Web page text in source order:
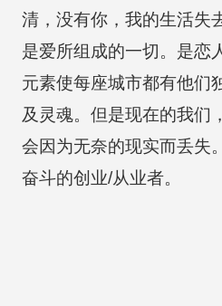
清，没有你，我的生活失
是爱所组成的一切。是恋
元素使每座城市都有他们
及灵魂。但是现在的我们
会因为无奈的现实而丢失
奋斗的创业/从业者。